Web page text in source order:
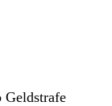
Geldstrafe